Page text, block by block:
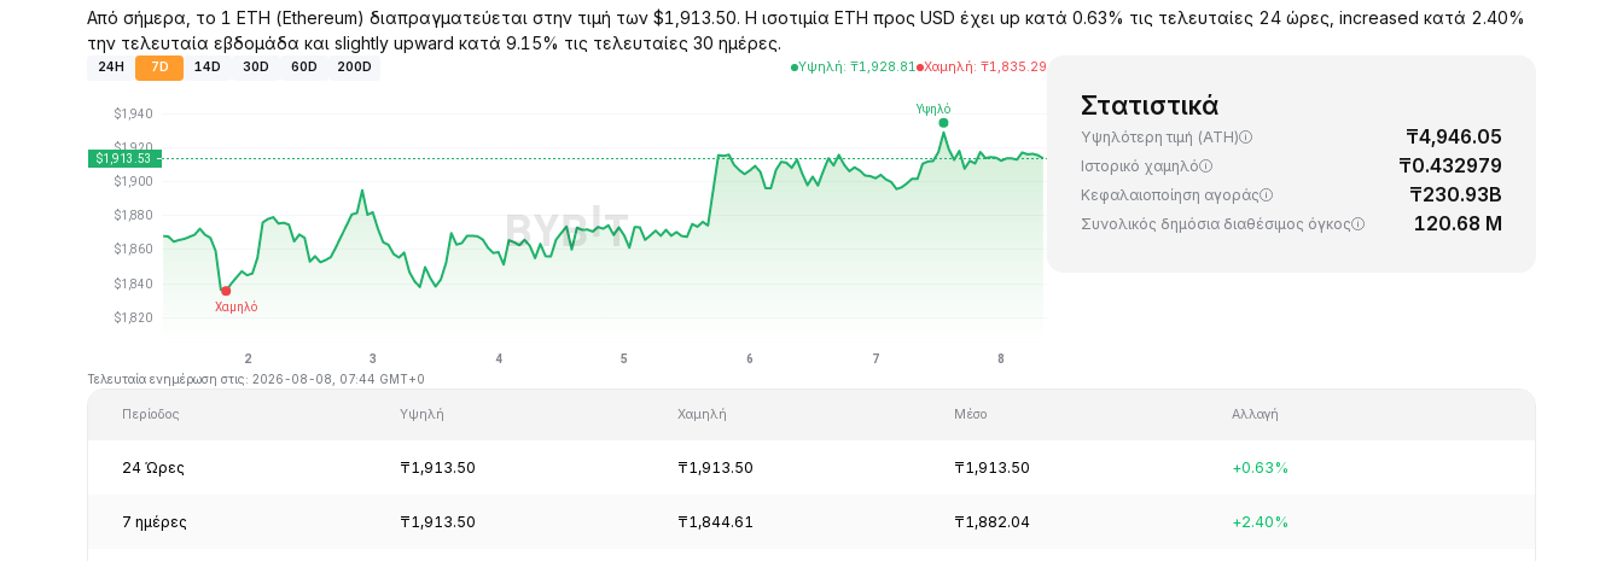
Από σήμερα, το 1 ETH (Ethereum) διαπραγματεύεται στην τιμή των $1,913.50. Η ισοτιμία ETH προς USD έχει up κατά 0.63% τις τελευταίες 24 ώρες, increased κατά 2.40%
την τελευταία εβδομάδα και slightly upward κατά 9.15% τις τελευταίες 30 ημέρες.
24H 7D 14D 30D 60D 200D Υψηλή: ₸1,928.81 Χαμηλή: ₸1,835.29
Τελευταία ενημέρωση στις: 2026-08-08, 07:44 GMT+0
Στατιστικά
Υψηλότερη τιμή (ATH) ₸4,946.05
Ιστορικό χαμηλό ₸0.432979
Κεφαλαιοποίηση αγοράς ₸230.93B
Συνολικός δημόσια διαθέσιμος όγκος 120.68 M
Περίοδος Υψηλή Χαμηλή Μέσο Αλλαγή
24 Ώρες ₸1,913.50 ₸1,913.50 ₸1,913.50 +0.63%
7 ημέρες ₸1,913.50 ₸1,844.61 ₸1,882.04 +2.40%